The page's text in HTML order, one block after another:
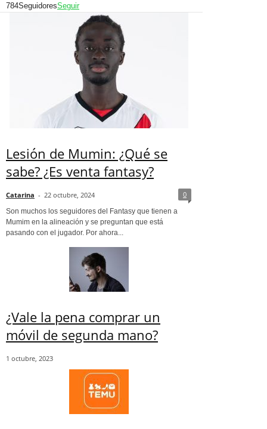
784SeguidoresSeguir
Lesión de Mumin: ¿Qué se
sabe? ¿Es venta fantasy?
Catarina - 22 octubre, 2024 0
Son muchos los seguidores del Fantasy que tienen a
Mumim en la alineación y se preguntan que está
pasando con el jugador. Por ahora...
¿Vale la pena comprar un
móvil de segunda mano?
1 octubre, 2023